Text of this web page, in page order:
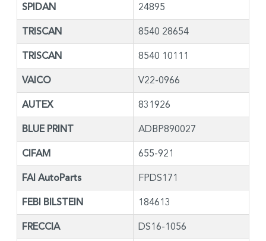
SPIDAN 24895
TRISCAN 8540 28654
TRISCAN 8540 10111
VAICO V22-0966
AUTEX 831926
BLUE PRINT ADBP890027
CIFAM 655-921
FAI AutoParts FPDS171
FEBI BILSTEIN 184613
FRECCIA DS16-1056